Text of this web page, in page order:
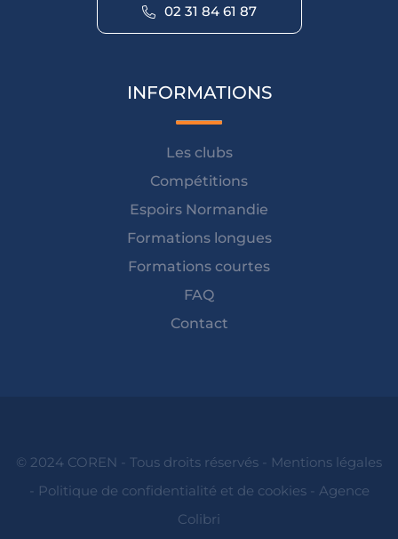
02 31 84 61 87
INFORMATIONS
Les clubs
Compétitions
Espoirs Normandie
Formations longues
Formations courtes
FAQ
Contact
© 2024 COREN - Tous droits réservés - Mentions légales
- Politique de confidentialité et de cookies- Agence
Colibri